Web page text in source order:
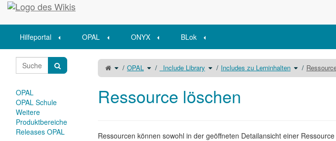
Startseite
Hilfeportal OPAL ONYX BLok
Schalte
denübergeordneten
Baum
von
OPAL Schalte
denVerzeichnisbaum
unter
OPAL
_Include Library Schalte
denVerzeichnisbaum
unter
_Include
Includes zu Lerninhalten Schalte
den
unter
Includes
Ressource löschen
Ressourcen können sowohl in der geöffneten Detailansicht einer
OPAL
OPAL Schule
Weitere
Produktbereiche
Releases OPAL